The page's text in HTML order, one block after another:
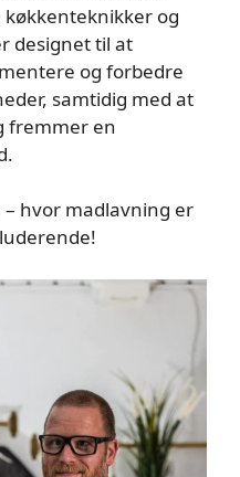
og
designet til at
og forbedre
samtidig med at
fremmer en
hvor madlavning er